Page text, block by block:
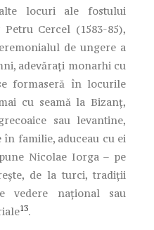
locuri ale fostului
Cercel (1583-85),
de ungere a
adevăraţi monarhi cu
formaseră în locurile
cu seamă la Bizanţ,
sau levantine,
în familie, aduceau cu ei
Nicolae Iorga – pe
de la turci, tradiţii
vedere naţional sau
13.